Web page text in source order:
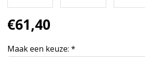
€61,40
Maak een keuze: *